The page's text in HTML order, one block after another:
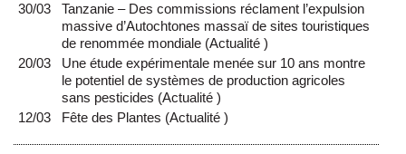
30/03
Tanzanie – Des commissions réclament l’expulsion
massive d’Autochtones massaï de sites touristiques
de renommée mondiale (Actualité)
20/03
Une étude expérimentale menée sur 10 ans montre
le potentiel de systèmes de production agricoles
sans pesticides (Actualité)
12/03
Fête des Plantes (Actualité)